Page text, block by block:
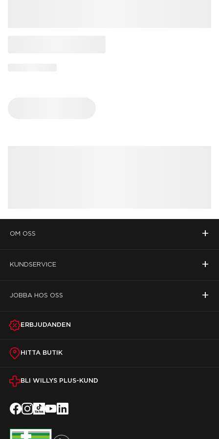
OM OSS +
KUNDSERVICE +
JOBBA HOS OSS +
ERBJUDANDEN
HITTA BUTIK
BLI WILLYS PLUS-KUND